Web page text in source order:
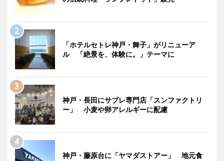
「ホテルセトレ神戸・舞子」がリニューア
ル 「絶景を、体験に。」テーマに
神戸・長田にサブレ専門店「スンファクトリ
ー」 小麦や卵アレルギーに配慮
神戸・藤原台に「ヤマダストアー」 地元食